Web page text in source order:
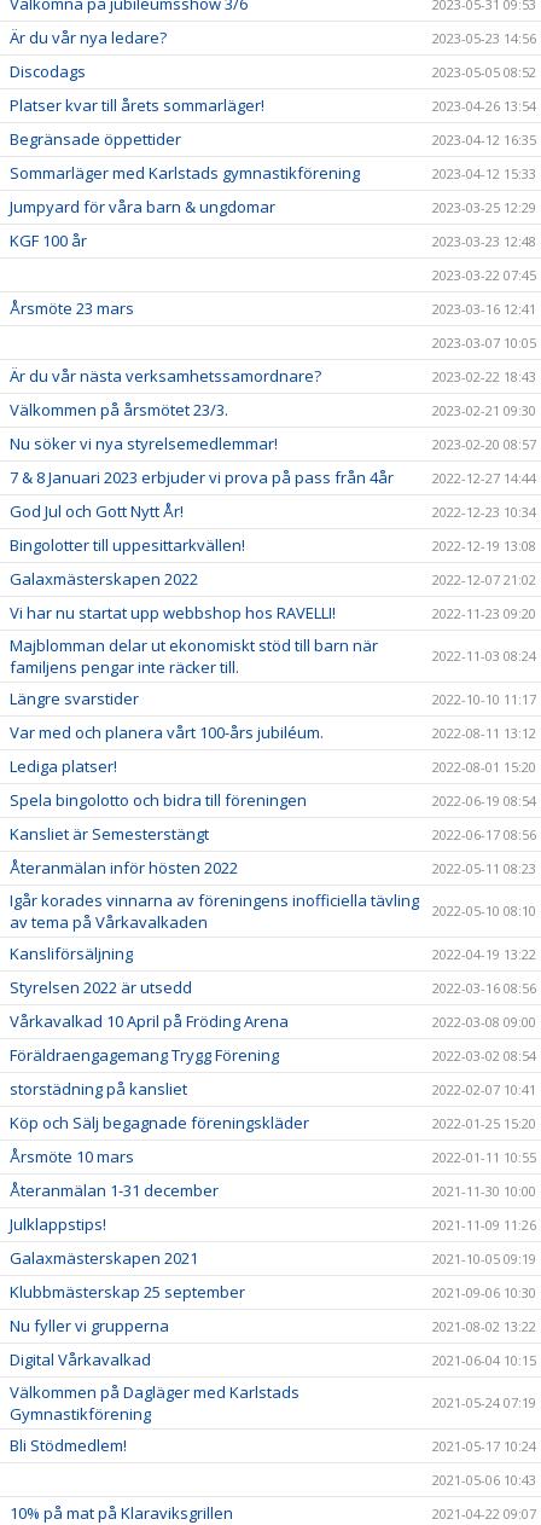
2023-05-31 09:53
Är du vår nya ledare? 2023-05-23 14:56
Discodags 2023-05-05 08:52
Platser kvar till årets sommarläger! 2023-04-26 13:54
Begränsade öppettider 2023-04-12 16:35
Sommarläger med Karlstads gymnastikförening 2023-04-12 15:33
Jumpyard för våra barn & ungdomar 2023-03-25 12:29
KGF 100 år
2023-03-23 12:48
2023-03-22 07:45
Årsmöte 23 mars
2023-03-16 12:41
2023-03-07 10:05
Är du vår nästa verksamhetssamordnare? 2023-02-22 18:43
Välkommen på årsmötet 23/3. 2023-02-21 09:30
Nu söker vi nya styrelsemedlemmar! 2023-02-20 08:57
7 & 8 Januari 2023 erbjuder vi prova på pass från 4år 2022-12-27 14:44
God Jul och Gott Nytt År! 2022-12-23 10:34
Bingolotter till uppesittarkvällen! 2022-12-19 13:08
Galaxmästerskapen 2022 2022-12-07 21:02
Vi har nu startat upp webbshop hos RAVELLI! 2022-11-23 09:20
Majblomman delar ut ekonomiskt stöd till barn när
familjens pengar inte räcker till.
2022-11-03 08:24
Längre svarstider 2022-10-10 11:17
Var med och planera vårt 100-års jubiléum. 2022-08-11 13:12
Lediga platser! 2022-08-01 15:20
Spela bingolotto och bidra till föreningen 2022-06-19 08:54
Kansliet är Semesterstängt 2022-06-17 08:56
Återanmälan inför hösten 2022 2022-05-11 08:23
Igår korades vinnarna av föreningens inofficiella tävling
av tema på Vårkavalkaden
2022-05-10 08:10
Kansliförsäljning 2022-04-19 13:22
Styrelsen 2022 är utsedd 2022-03-16 08:56
Vårkavalkad 10 April på Fröding Arena 2022-03-08 09:00
Föräldraengagemang Trygg Förening 2022-03-02 08:54
storstädning på kansliet 2022-02-07 10:41
Köp och Sälj begagnade föreningskläder 2022-01-25 15:20
Årsmöte 10 mars 2022-01-11 10:55
Återanmälan 1-31 december 2021-11-30 10:00
Julklappstips! 2021-11-09 11:26
Galaxmästerskapen 2021 2021-10-05 09:19
Klubbmästerskap 25 september 2021-09-06 10:30
Nu fyller vi grupperna 2021-08-02 13:22
Digital Vårkavalkad 2021-06-04 10:15
Välkommen på Dagläger med Karlstads
Gymnastikförening
2021-05-24 07:19
Bli Stödmedlem!
2021-05-17 10:24
2021-05-06 10:43
10% på mat på Klaraviksgrillen 2021-04-22 09:07